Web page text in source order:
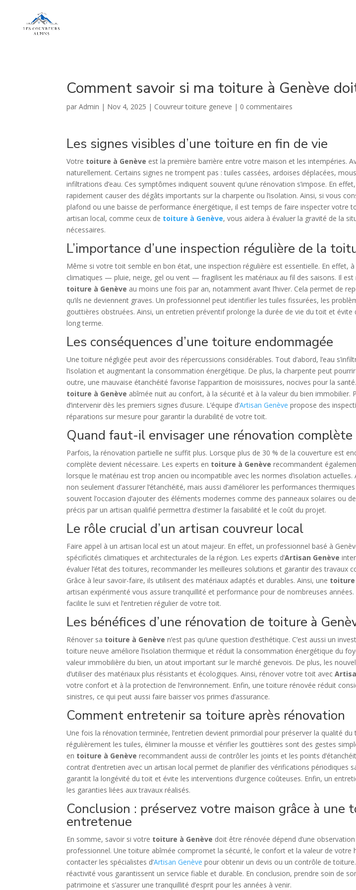
Comment savoir si ma toiture à Genève
parAdmin | Nov 4, 2025 | Couvreur toiture geneve | 0 commentaires
Les signes visibles d’une toiture en fin de vie
Votre toiture à Genève est la première barrière entre votre maison et les intempéries.
naturellement. Certains signes ne trompent pas : tuiles cassées, ardoises déplacées,
infiltrations d’eau. Ces symptômes indiquent souvent qu’une rénovation s’impose. En
rapidement causer des dégâts importants sur la charpente ou l’isolation. Ainsi, si vous
plafond ou une baisse de performance énergétique, il est temps de faire inspecter votre
artisan local, comme ceux de toiture à Genève, vous aidera à évaluer la gravité de la
nécessaires.
L’importance d’une inspection régulière de la
Même si votre toit semble en bon état, une inspection régulière est essentielle. En effet,
climatiques — pluie, neige, gel ou vent — fragilisent les matériaux au fil des saisons. Il
toiture à Genève au moins une fois par an, notamment avant l’hiver. Cela permet de
qu’ils ne deviennent graves. Un professionnel peut identifier les tuiles fissurées, les
gouttières obstruées. Ainsi, un entretien préventif prolonge la durée de vie du toit et évite
long terme.
Les conséquences d’une toiture endommagée
Une toiture négligée peut avoir des répercussions considérables. Tout d’abord, l’eau
l’isolation et augmentant la consommation énergétique. De plus, la charpente peut pourrir
outre, une mauvaise étanchéité favorise l’apparition de moisissures, nocives pour la
toiture à Genève abîmée nuit au confort, à la sécurité et à la valeur du bien immobilier.
d’intervenir dès les premiers signes d’usure. L’équipe d’Artisan Genève propose des
réparations sur mesure pour garantir la durabilité de votre toit.
Quand faut-il envisager une rénovation complète
Parfois, la rénovation partielle ne suffit plus. Lorsque plus de 30 % de la couverture est
complète devient nécessaire. Les experts en toiture à Genève recommandent
lorsque le matériau est trop ancien ou incompatible avec les normes d’isolation
non seulement d’assurer l’étanchéité, mais aussi d’améliorer les performances
souvent l’occasion d’ajouter des éléments modernes comme des panneaux solaires ou
précis par un artisan qualifié permettra d’estimer la faisabilité et le coût du projet.
Le rôle crucial d’un artisan couvreur local
Faire appel à un artisan local est un atout majeur. En effet, un professionnel basé à
spécificités climatiques et architecturales de la région. Les experts d’Artisan Genève
évaluer l’état des toitures, recommander les meilleures solutions et garantir des travaux
Grâce à leur savoir-faire, ils utilisent des matériaux adaptés et durables. Ainsi, une toiture
artisan expérimenté vous assure tranquillité et performance pour de nombreuses
facilite le suivi et l’entretien régulier de votre toit.
Les bénéfices d’une rénovation de toiture à
Rénover sa toiture à Genève n’est pas qu’une question d’esthétique. C’est aussi un
toiture neuve améliore l’isolation thermique et réduit la consommation énergétique du
valeur immobilière du bien, un atout important sur le marché genevois. De plus, les
d’utiliser des matériaux plus résistants et écologiques. Ainsi, rénover votre toit avec
votre confort et à la protection de l’environnement. Enfin, une toiture rénovée réduit
sinistres, ce qui peut aussi faire baisser vos primes d’assurance.
Comment entretenir sa toiture après rénovation
Une fois la rénovation terminée, l’entretien devient primordial pour préserver la qualité
régulièrement les tuiles, éliminer la mousse et vérifier les gouttières sont des gestes
en toiture à Genève recommandent aussi de contrôler les joints et les points
contrat d’entretien avec un artisan local permet de planifier des vérifications périodiques
garantit la longévité du toit et évite les interventions d’urgence coûteuses. Enfin, un
les garanties liées aux travaux réalisés.
Conclusion : préservez votre maison grâce à une
entretenue
En somme, savoir si votre toiture à Genève doit être rénovée dépend d’une
professionnel. Une toiture abîmée compromet la sécurité, le confort et la valeur de votre
contacter les spécialistes d’Artisan Genève pour obtenir un devis ou un contrôle de
réactivité vous garantissent un service fiable et durable. En conclusion, prendre soin de
patrimoine et s’assurer une tranquillité d’esprit pour les années à venir.